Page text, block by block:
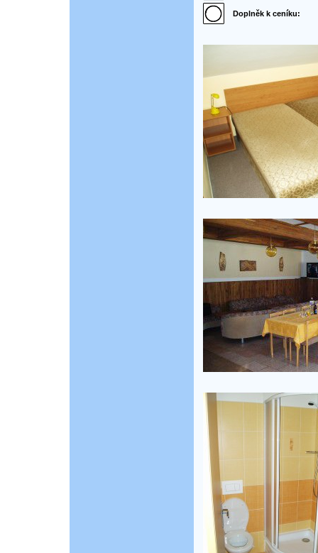
Doplněk k ceníku: